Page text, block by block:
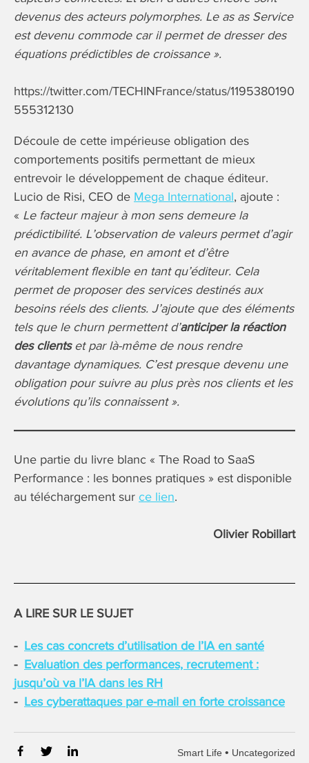
devenus des acteurs polymorphes. Le as as Service
est devenu commode car il permet de dresser des
équations prédictibles de croissance ».
https://twitter.com/TECHINFrance/status/1195380190
555312130
Découle de cette impérieuse obligation des
comportements positifs permettant de mieux
entrevoir le développement de chaque éditeur.
Lucio de Risi, CEO de Mega International, ajoute :
« Le facteur majeur à mon sens demeure la
prédictibilité. L’observation de valeurs permet d’agir
en avance de phase, en amont et d’être
véritablement flexible en tant qu’éditeur. Cela
permet de proposer des services destinés aux
besoins réels des clients. J’ajoute que des éléments
tels que le churn permettent d’anticiper la réaction
des clientset par là-même de nous rendre
davantage dynamiques. C’est presque devenu une
obligation pour suivre au plus près nos clients et les
évolutions qu’ils connaissent ».
Une partie du livre blanc « The Road to SaaS
Performance : les bonnes pratiques » est disponible
au téléchargement sur ce lien.
Olivier Robillart
A LIRE SUR LE SUJET
Les cas concrets d’utilisation de l’IA en santé
Evaluation des performances, recrutement :
jusqu’où va l’IA dans les RH
Les cyberattaques par e-mail en forte croissance
Smart Life • Uncategorized